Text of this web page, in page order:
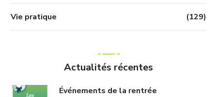
Vie pratique (129)
Actualités récentes
Événements de la rentrée